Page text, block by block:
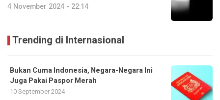
4 November 2024 - 22:14
Trending di Internasional
Bukan Cuma Indonesia, Negara-Negara Ini
Juga Pakai Paspor Merah
10 September 2024